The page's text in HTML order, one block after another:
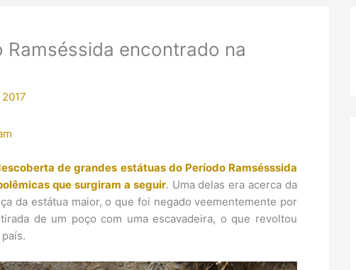
encontrado na
de grandes estátuas do Período Ramsésssida
que surgiram a seguir. Uma delas era acerca da
da estátua maior, o que foi negado veementemente por
de um poço com uma escavadeira, o que revoltou